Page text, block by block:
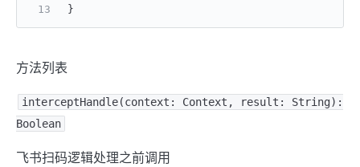
}
方法列表
interceptHandle(context: Context, result: String):
Boolean
飞书扫码逻辑处理之前调用